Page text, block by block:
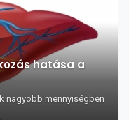
hatása a
nagyobb mennyiségben